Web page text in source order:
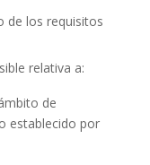
de los requisitos
relativa a:
de
establecido por